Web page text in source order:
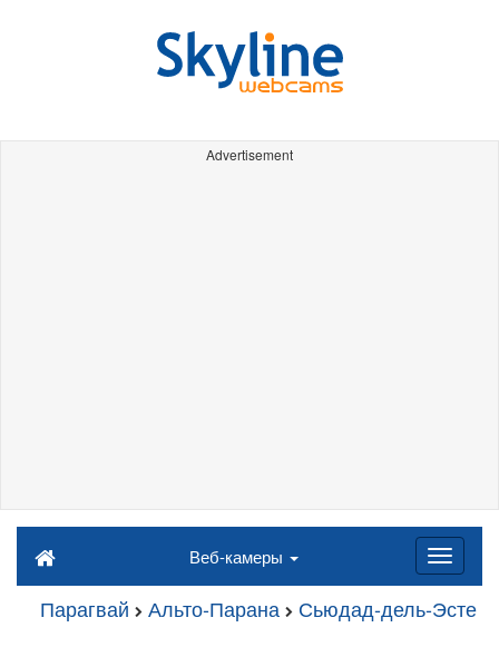
Advertisement
Веб-камеры
Парагвай Альто-Парана Сьюдад-дель-Эсте